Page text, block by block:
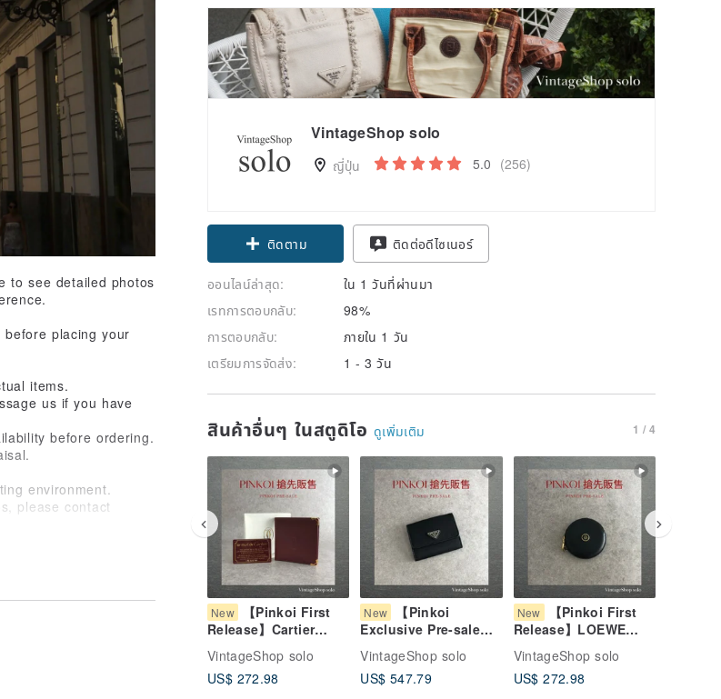
VintageShop solo
ญี่ปุ่น 5.0 (256)
ติดตาม
ติดต่อดีไซเนอร์
ออนไลน์ล่าสุด:
ใน 1 วันที่ผ่านมา
เรทการตอบกลับ:
98%
การตอบกลับ:
ภายใน 1 วัน
เตรียมการจัดส่ง:
1 - 3 วัน
สินค้าอื่นๆ ในสตูดิโอ ดูเพิ่มเติม 1 / 4
New
【Pinkoi First
Release】Cartier
Must Line Wallet
Bordeaux Leather Bi-
fold Vintage Old
VintageShop solo
US$ 272.98
New
【Pinkoi
Exclusive Pre-sale】
PRADA Prada Wallet
Black Triangle Logo
Nylon Piping Bi-fold
VintageShop solo
US$ 547.79
New
【Pinkoi First
Release】LOEWE
Loewe Wallet Black
Anagram Leather
Coin Case vintage
VintageShop solo
US$ 272.98
to see detailed photos
placing your
items.
us if you have
before ordering.
environment.
please contact